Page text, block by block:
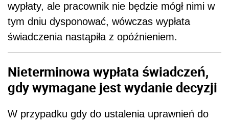
wypłaty, ale pracownik nie będzie mógł nimi w
tym dniu dysponować, wówczas wypłata
świadczenia nastąpiła z opóźnieniem.
Nieterminowa wypłata świadczeń,
gdy wymagane jest wydanie decyzji
W przypadku gdy do ustalenia uprawnień do